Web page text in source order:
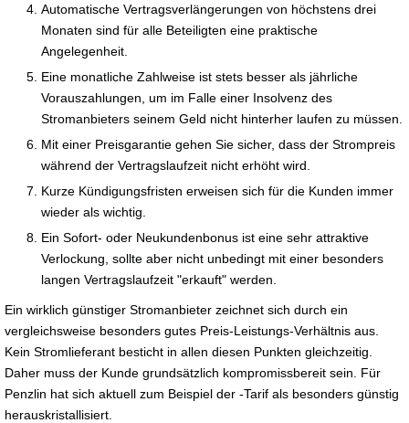
Automatische Vertragsverlängerungen von höchstens drei
Monaten sind für alle Beteiligten eine praktische
Angelegenheit.
Eine monatliche Zahlweise ist stets besser als jährliche
Vorauszahlungen, um im Falle einer Insolvenz des
Stromanbieters seinem Geld nicht hinterher laufen zu müssen.
Mit einer Preisgarantie gehen Sie sicher, dass der Strompreis
während der Vertragslaufzeit nicht erhöht wird.
Kurze Kündigungsfristen erweisen sich für die Kunden immer
wieder als wichtig.
Ein Sofort- oder Neukundenbonus ist eine sehr attraktive
Verlockung, sollte aber nicht unbedingt mit einer besonders
langen Vertragslaufzeit "erkauft" werden.
Ein wirklich günstiger Stromanbieter zeichnet sich durch ein
vergleichsweise besonders gutes Preis-Leistungs-Verhältnis aus.
Kein Stromlieferant besticht in allen diesen Punkten gleichzeitig.
Daher muss der Kunde grundsätzlich kompromissbereit sein. Für
Penzlin hat sich aktuell zum Beispiel der -Tarif als besonders günstig
herauskristallisiert.